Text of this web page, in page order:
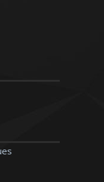
– Professeur
- Marseille
possède une
tant que